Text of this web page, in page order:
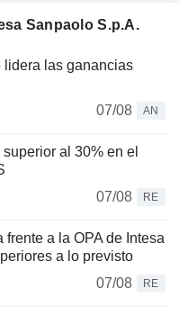
Sanpaolo S.p.A.
lidera las ganancias
07/08
AN
al 30% en el
07/08
RE
a la OPA de Intesa
a lo previsto
07/08
RE